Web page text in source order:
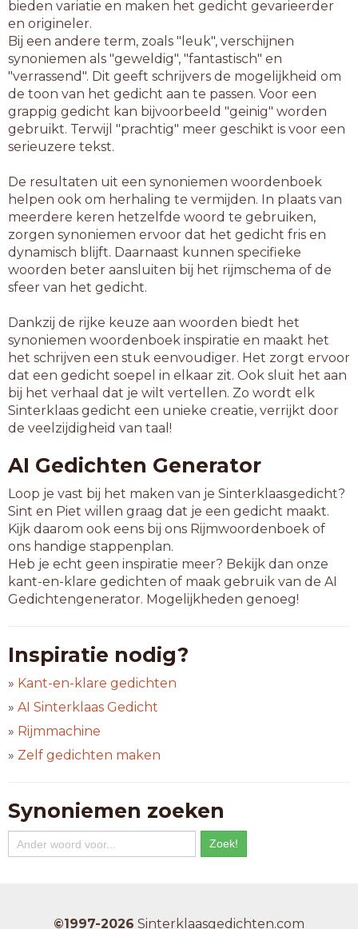
bieden variatie en maken het gedicht gevarieerder
en origineler.
Bij een andere term, zoals "leuk", verschijnen
synoniemen als "geweldig", "fantastisch" en
"verrassend". Dit geeft schrijvers de mogelijkheid om
de toon van het gedicht aan te passen. Voor een
grappig gedicht kan bijvoorbeeld "geinig" worden
gebruikt. Terwijl "prachtig" meer geschikt is voor een
serieuzere tekst.
De resultaten uit een synoniemen woordenboek
helpen ook om herhaling te vermijden. In plaats van
meerdere keren hetzelfde woord te gebruiken,
zorgen synoniemen ervoor dat het gedicht fris en
dynamisch blijft. Daarnaast kunnen specifieke
woorden beter aansluiten bij het rijmschema of de
sfeer van het gedicht.
Dankzij de rijke keuze aan woorden biedt het
synoniemen woordenboek inspiratie en maakt het
het schrijven een stuk eenvoudiger. Het zorgt ervoor
dat een gedicht soepel in elkaar zit. Ook sluit het aan
bij het verhaal dat je wilt vertellen. Zo wordt elk
Sinterklaas gedicht een unieke creatie, verrijkt door
de veelzijdigheid van taal!
AI Gedichten Generator
Loop je vast bij het maken van je Sinterklaasgedicht?
Sint en Piet willen graag dat je een gedicht maakt.
Kijk daarom ook eens bij ons Rijmwoordenboek of
ons handige stappenplan.
Heb je echt geen inspiratie meer? Bekijk dan onze
kant-en-klare gedichten of maak gebruik van de AI
Gedichtengenerator. Mogelijkheden genoeg!
Inspiratie nodig?
» Kant-en-klare gedichten
» AI Sinterklaas Gedicht
» Rijmmachine
» Zelf gedichten maken
Synoniemen zoeken
©1997-2026 Sinterklaasgedichten.com